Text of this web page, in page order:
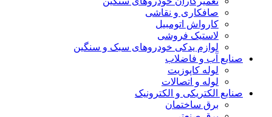
صافکاری و نقاشی
کارواش اتومبیل
لاستیک فروشی
لوازم یدکی خودروهای سبک و سنگین
صنایع آب و فاضلاب
لوله کاپوزیت
لوله و اتصالات
صنایع الکتریکی و الکترونیک
برق ساختمان